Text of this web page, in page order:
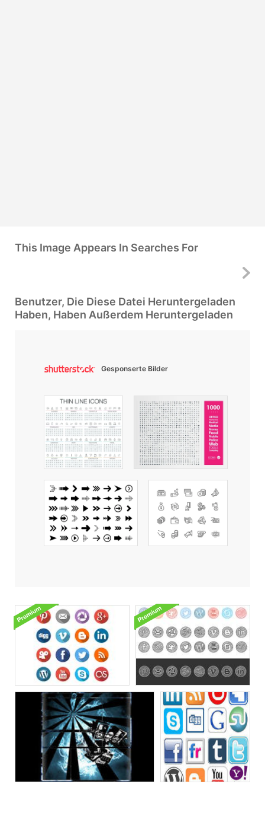
This Image Appears In Searches For
Benutzer, Die Diese Datei Heruntergeladen
Haben, Haben Außerdem Heruntergeladen
Gesponserte Bilder